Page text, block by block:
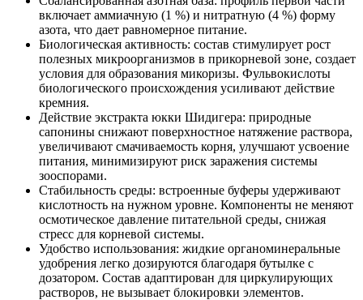
включает аммиачную (1 %) и нитратную (4 %) форму
азота, что дает равномерное питание.
Биологическая активность: состав стимулирует рост
полезных микроорганизмов в прикорневой зоне, создает
условия для образования микоризы. Фульвокислоты
биологического происхождения усиливают действие
кремния.
Действие экстракта юкки Шидигера: природные
сапонины снижают поверхностное натяжение раствора,
увеличивают смачиваемость корня, улучшают усвоение
питания, минимизируют риск заражения системы
зооспорами.
Стабильность среды: встроенные буферы удерживают
кислотность на нужном уровне. Компоненты не меняют
осмотическое давление питательной среды, снижая
стресс для корневой системы.
Удобство использования: жидкие органоминеральные
удобрения легко дозируются благодаря бутылке с
дозатором. Состав адаптирован для циркулирующих
растворов, не вызывает блокировки элементов.